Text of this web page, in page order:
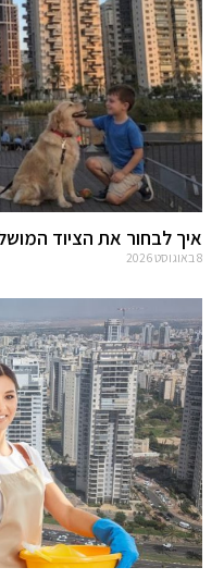
איך לבחור את הציוד
8 באוגוסט 2026